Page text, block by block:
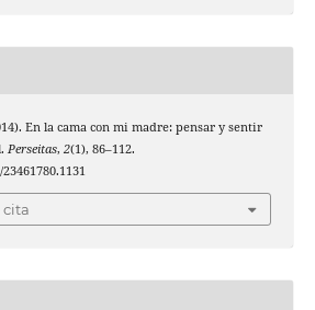
En la cama con mi madre: pensar y sentir
Perseitas, 2(1), 86–112.
cita